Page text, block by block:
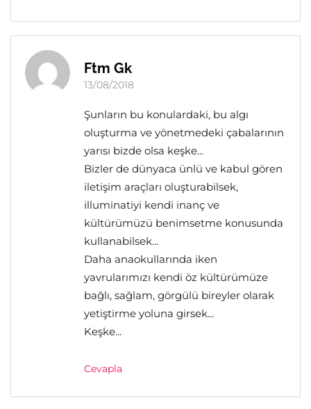
Ftm Gk
13/08/2018
Şunların bu konulardaki, bu algı
oluşturma ve yönetmedeki çabalarının
yarısı bizde olsa keşke...
Bizler de dünyaca ünlü ve kabul gören
iletişim araçları oluşturabilsek,
illuminatiyi kendi inanç ve
kültürümüzü benimsetme konusunda
kullanabilsek...
Daha anaokullarında iken
yavrularımızı kendi öz kültürümüze
bağlı, sağlam, görgülü bireyler olarak
yetiştirme yoluna girsek...
Keşke...
Cevapla